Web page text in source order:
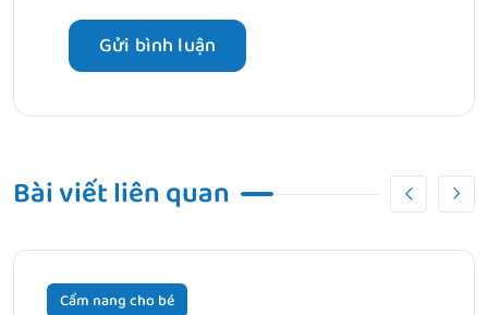
Bài viết liên quan
Cẩm nang cho bé